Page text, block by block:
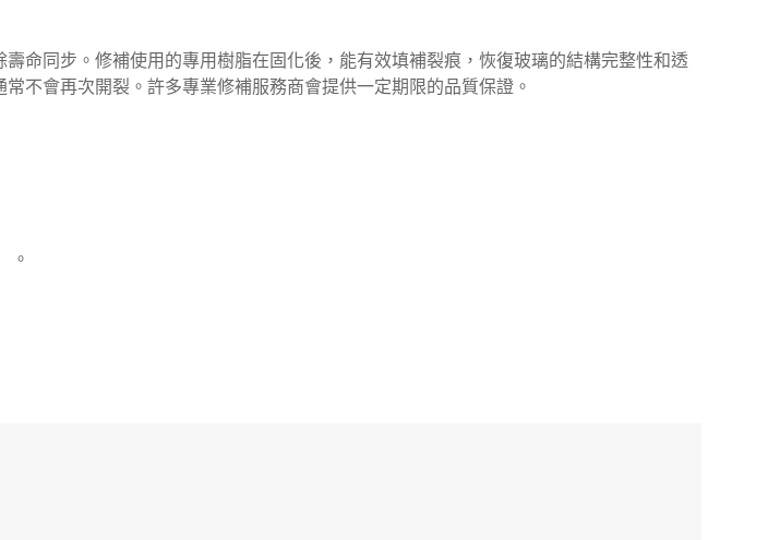
命同步。修補使用的專用樹脂在固化後，能有效填補裂痕，恢復玻璃的結構完整性和透
不會再次開裂。許多專業修補服務商會提供一定期限的品質保證。
。